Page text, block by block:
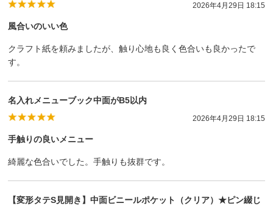
2026年4月29日 18:15
風合いのいい色
クラフト紙を頼みましたが、触り心地も良く色合いも良かったで
す。
名入れメニューブック中面がB5以内
2026年4月29日 18:15
手触りの良いメニュー
綺麗な色合いでした。手触りも抜群です。
【変形タテS見開き】中面ビニールポケット（クリア）★ピン綴じ